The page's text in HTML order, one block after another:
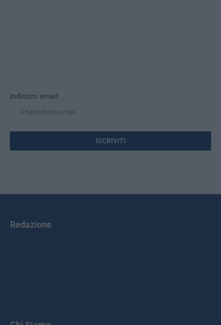
Redazione